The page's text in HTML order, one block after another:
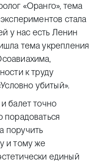
«Оранго», тема
стала
у нас есть Ленин
тема укрепления
к труду
убитый».
балет точно
порадоваться
поручить
и тому же
единый